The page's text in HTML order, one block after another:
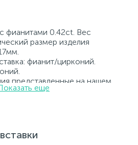
фианитами 0.42ct. Вес
размер изделия
фианит/цирконий.
представленные на нашем
контроль качества, а также
всех
на сайте могут
еще